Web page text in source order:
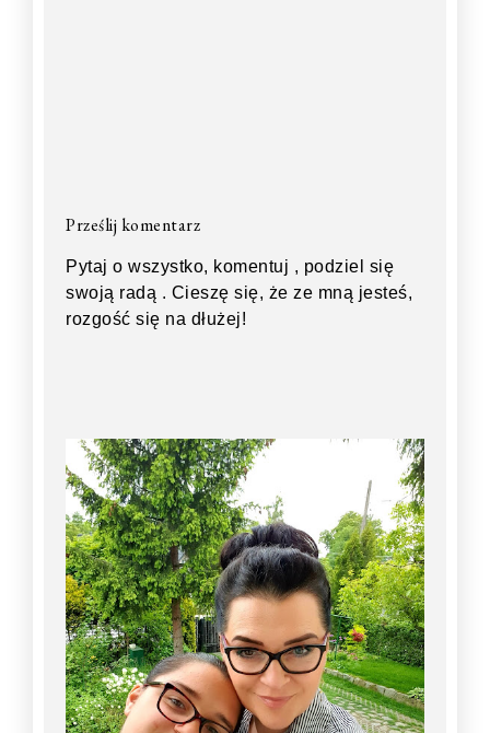
Prześlij komentarz
Pytaj o wszystko, komentuj , podziel się
swoją radą . Cieszę się, że ze mną jesteś,
rozgość się na dłużej!